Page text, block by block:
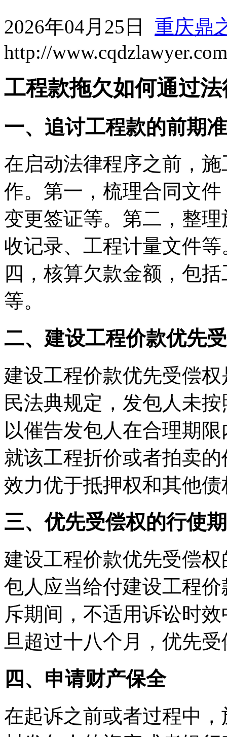
2026年04月25日 重庆鼎
http://www.cqdzlawyer.com
工程款拖欠如何通过
一、追讨工程款的前期
在启动法律程序之前，
作。第一，梳理合同文
变更签证等。第二，整
收记录、工程计量文件
四，核算欠款金额，包
等。
二、建设工程价款优先
建设工程价款优先受偿
民法典规定，发包人未
以催告发包人在合理期
就该工程折价或者拍卖
效力优于抵押权和其他债
三、优先受偿权的行使
建设工程价款优先受偿
包人应当给付建设工程
斥期间，不适用诉讼时
旦超过十八个月，优先
四、申请财产保全
在起诉之前或者过程中